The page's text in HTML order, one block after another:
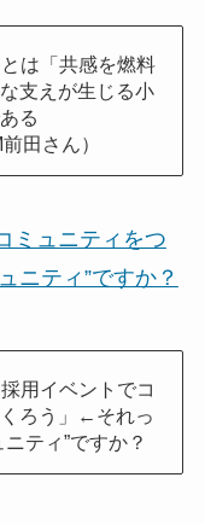
は「共感を燃料
支えが生じる小
る
田さん）
ミュニティをつ
ニティ”ですか？
用イベントでコ
ろう」←それっ
ティ”ですか？